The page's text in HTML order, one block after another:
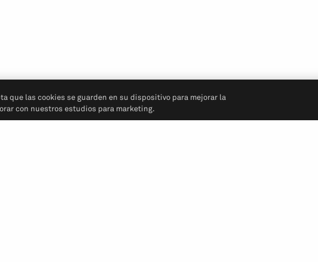
que las cookies se guarden en su dispositivo para mejorar la
con nuestros estudios para marketing.